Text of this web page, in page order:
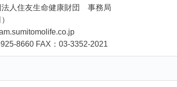
法人住友生命健康財団 事務局
8660 FAX：03-3352-2021